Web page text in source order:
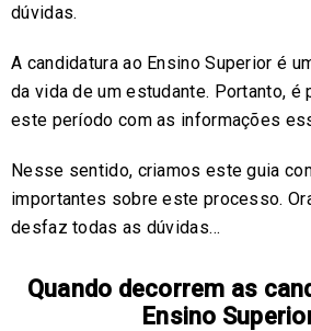
dúvidas.
A candidatura ao Ensino Superior é
da vida de um estudante. Portanto, é
este período com as informações
Nesse sentido, criamos este guia
importantes sobre este processo.
desfaz todas as dúvidas…
Quando decorrem as
Ensino